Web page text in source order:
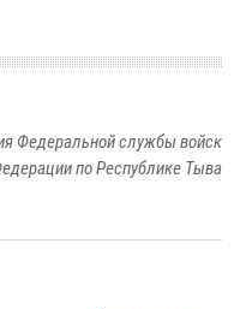
Федеральной службы войск
по Республике Тыва